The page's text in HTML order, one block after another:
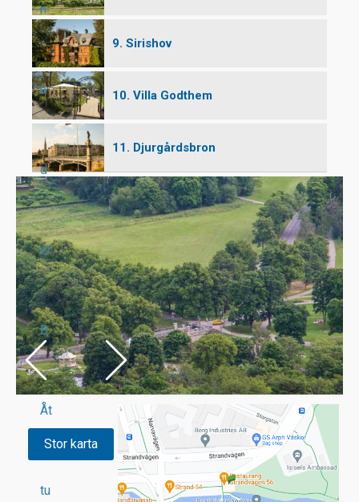
n
a
d
er
B
Åt
tu
9. Sirishov
10. Villa Godthem
11. Djurgårdsbron
Stor karta